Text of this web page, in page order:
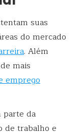
suas
do mercado
. Além
mais
emprego
parte da
de trabalho e